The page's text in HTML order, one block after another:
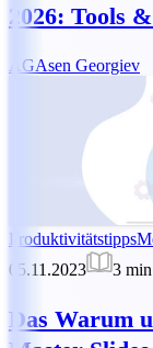
2026: Tools
AGAsen Georgiev
Produktivitätstipps
05.11.2023
3 min
Das Warum